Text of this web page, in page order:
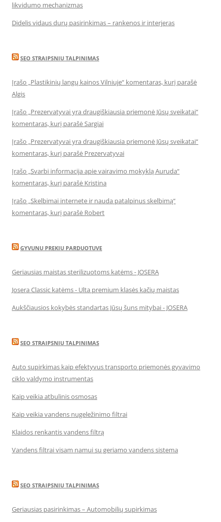
likvidumo mechanizmas
Didelis vidaus durų pasirinkimas – rankenos ir interjeras
SEO STRAIPSNIU TALPINIMAS
Įrašo „Plastikinių langų kainos Vilniuje“ komentaras, kurį parašė
Algis
Įrašo „Prezervatyvai yra draugiškiausia priemonė Jūsų sveikatai“
komentaras, kurį parašė Sargiai
Įrašo „Prezervatyvai yra draugiškiausia priemonė Jūsų sveikatai“
komentaras, kurį parašė Prezervatyvai
Įrašo „Svarbi informacija apie vairavimo mokyklą Auruda“
komentaras, kurį parašė Kristina
Įrašo „Skelbimai internete ir nauda patalpinus skelbimą“
komentaras, kurį parašė Robert
GYVUNU PREKIU PARDUOTUVE
Geriausias maistas sterilizuotoms katėms - JOSERA
Josera Classic katėms - Ulta premium klasės kačių maistas
Aukščiausios kokybės standartas Jūsų šuns mitybai - JOSERA
SEO STRAIPSNIU TALPINIMAS
Auto supirkimas kaip efektyvus transporto priemonės gyvavimo
ciklo valdymo instrumentas
Kaip veikia atbulinis osmosas
Kaip veikia vandens nugeležinimo filtrai
Klaidos renkantis vandens filtrą
Vandens filtrai visam namui su geriamo vandens sistema
SEO STRAIPSNIU TALPINIMAS
Geriausias pasirinkimas – Automobilių supirkimas